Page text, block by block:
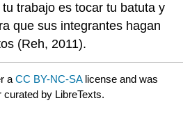
trabajo es tocar tu batuta y
que sus integrantes hagan
(Reh, 2011).
aCC BY-NC-SA license and was
by LibreTexts.